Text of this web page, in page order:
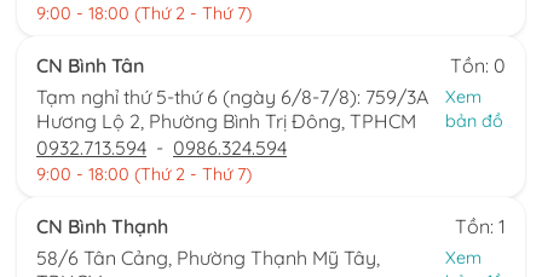
9:00 - 18:00 (Thứ 2 - Thứ 7)
CN Bình Tân
Tồn: 0
Tạm nghỉ thứ 5-thứ 6 (ngày 6/8-7/8): 759/3A
Hương Lộ 2, Phường Bình Trị Đông, TPHCM
Xem
bản đồ
0932.713.594 - 0986.324.594
9:00 - 18:00 (Thứ 2 - Thứ 7)
CN Bình Thạnh
Tồn: 1
58/6 Tân Cảng, Phường Thạnh Mỹ Tây,
Xem